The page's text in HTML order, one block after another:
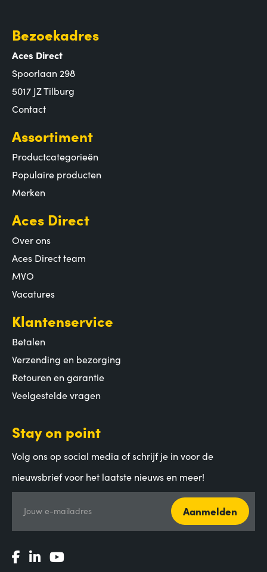
Bezoekadres
Aces Direct
Spoorlaan 298
5017 JZ Tilburg
Contact
Assortiment
Productcategorieën
Populaire producten
Merken
Aces Direct
Over ons
Aces Direct team
MVO
Vacatures
Klantenservice
Betalen
Verzending en bezorging
Retouren en garantie
Veelgestelde vragen
Stay on point
Volg ons op social media of schrijf je in voor de
nieuwsbrief voor het laatste nieuws en meer!
Jouw e-mailadres Aanmelden